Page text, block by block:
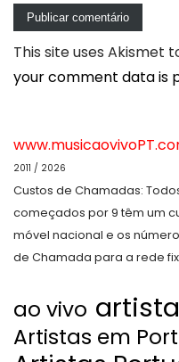
This site uses Akismet
your comment data is
2011 / 2026
Custos de Chamadas:
começados por 9 têm um
móvel nacional e os
de Chamada para a rede
ao vivo
Artistas em